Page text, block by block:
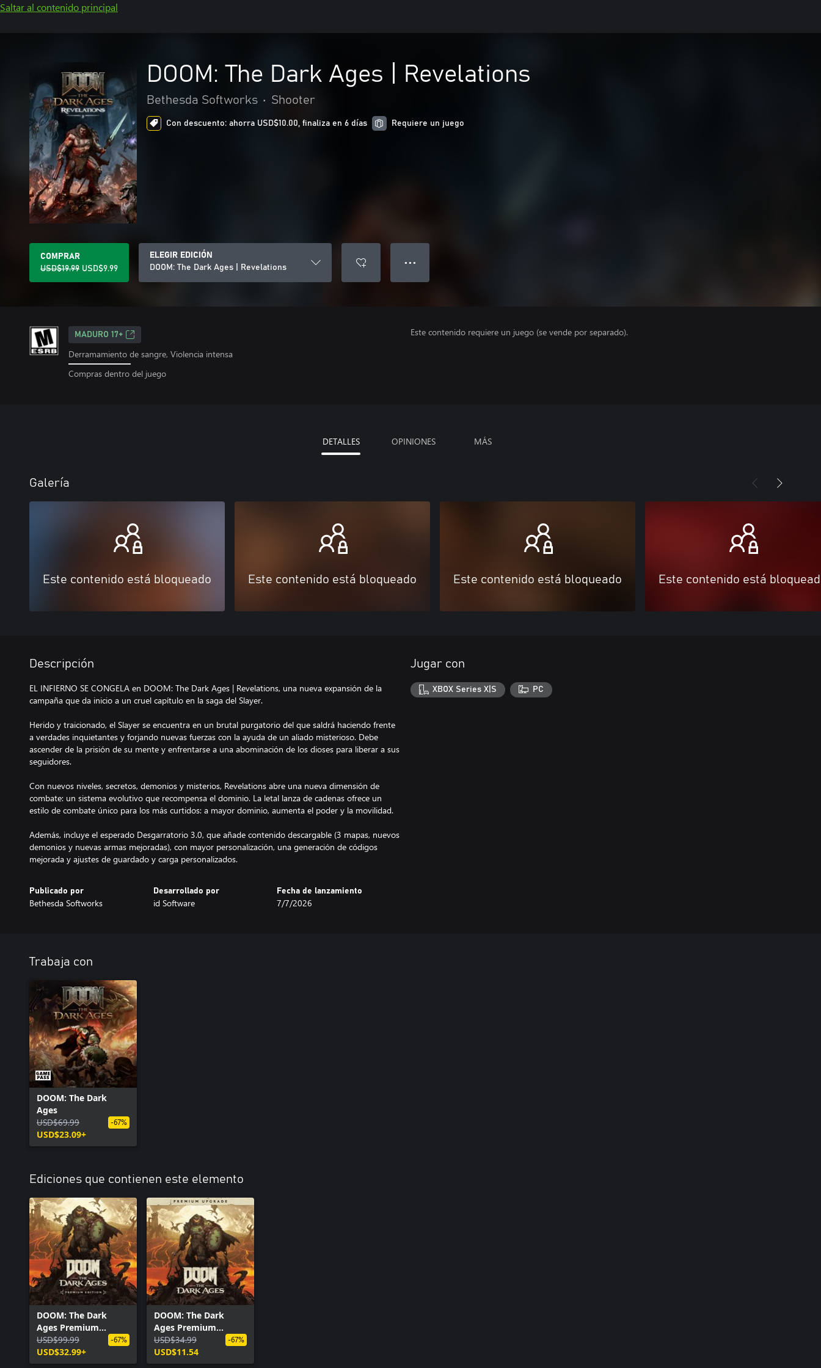
Saltar al contenido principal
DOOM: The Dark Ages | Revelations
Bethesda Softworks • Shooter
Con descuento: ahorra USD$10.00, finaliza en 6 días Requiere un juego
COMPRAR
USD$19.99 USD$9.99
ELEGIR EDICIÓN
DOOM: The Dark Ages | Revelations
● ● ●
MADURO 17+
Derramamiento de sangre, Violencia intensa
Compras dentro del juego
Este contenido requiere un juego (se vende por separado).
DETALLES OPINIONES MÁS
Galería
Este contenido está bloqueado Este contenido está bloqueado Este contenido está bloqueado Este contenido está
Descripción
EL INFIERNO SE CONGELA en DOOM: The Dark Ages | Revelations, una nueva expansión de la
campaña que da inicio a un cruel capítulo en la saga del Slayer.
Herido y traicionado, el Slayer se encuentra en un brutal purgatorio del que saldrá haciendo frente
a verdades inquietantes y forjando nuevas fuerzas con la ayuda de un aliado misterioso. Debe
ascender de la prisión de su mente y enfrentarse a una abominación de los dioses para liberar a sus
seguidores.
Con nuevos niveles, secretos, demonios y misterios, Revelations abre una nueva dimensión de
combate: un sistema evolutivo que recompensa el dominio. La letal lanza de cadenas ofrece un
estilo de combate único para los más curtidos: a mayor dominio, aumenta el poder y la movilidad.
Además, incluye el esperado Desgarratorio 3.0, que añade contenido descargable (3 mapas, nuevos
demonios y nuevas armas mejoradas), con mayor personalización, una generación de códigos
mejorada y ajustes de guardado y carga personalizados.
Publicado por
Bethesda Softworks
Desarrollado por
id Software
Fecha de lanzamiento
7/7/2026
Jugar con
XBOX Series X|S PC
Trabaja con
DOOM: The Dark
Ages
USD$69.99
USD$23.09+
-67%
Ediciones que contienen este elemento
DOOM: The Dark
Ages Premium
Edition
USD$99.99
USD$32.99+
-67%
DOOM: The Dark
Ages Premium
Upgrade
USD$34.99
USD$11.54
-67%